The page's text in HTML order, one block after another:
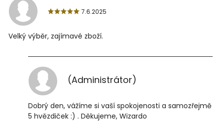
7.6.2025
Velký výběr, zajímavé zboží.
(Administrátor)
Dobrý den, vážíme si vaší spokojenosti a samozřejmě
5 hvězdiček :) . Děkujeme, Wizardo